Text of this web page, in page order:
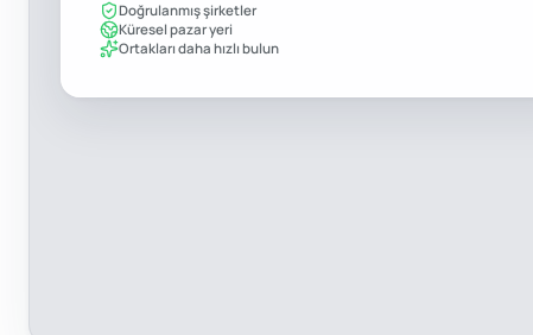
Doğrulanmış şirketler
Küresel pazar yeri
Ortakları daha hızlı bulun